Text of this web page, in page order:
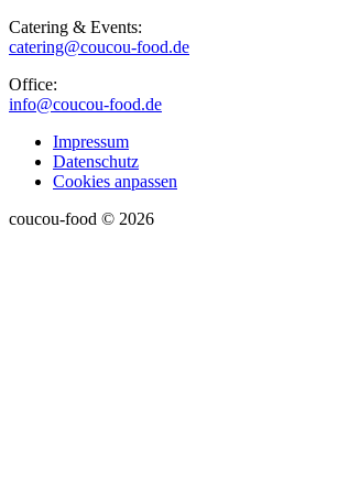
Catering & Events:
catering@coucou-food.de
Office:
info@coucou-food.de
Impressum
Datenschutz
Cookies anpassen
coucou-food © 2026